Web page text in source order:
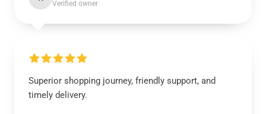
Verified owner
Superior shopping journey, friendly support, and
timely delivery.